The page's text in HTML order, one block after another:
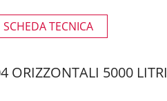
SCHEDA TECNICA
ORIZZONTALI 5000 LITRI